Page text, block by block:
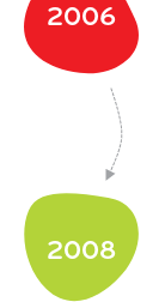
2006
2008